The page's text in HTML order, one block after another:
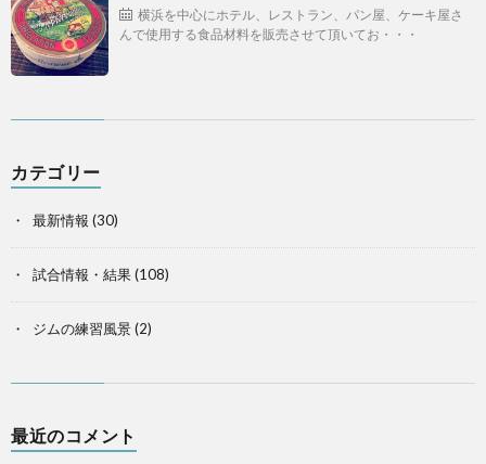
横浜を中心にホテル、レストラン、パン屋、ケーキ屋さ
んで使用する食品材料を販売させて頂いてお・・・
カテゴリー
最新情報 (30)
試合情報・結果(108)
ジムの練習風景(2)
最近のコメント